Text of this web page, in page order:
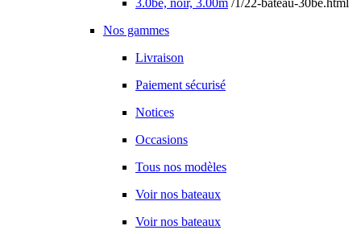
3.0be, noir, 3.00m /1/22-bateau-30be.html
Nos gammes
Livraison
Paiement sécurisé
Notices
Occasions
Tous nos modèles
Voir nos bateaux
Voir nos bateaux